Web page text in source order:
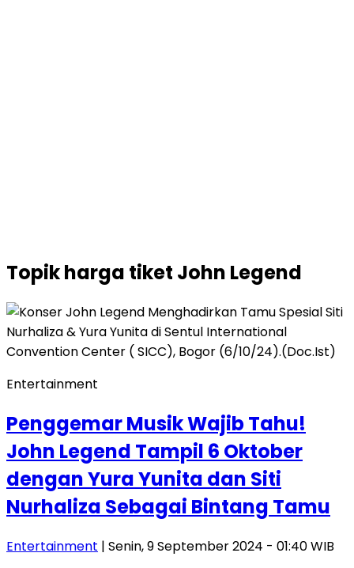
Topikharga tiket John Legend
Entertainment
Penggemar Musik Wajib Tahu!
John Legend Tampil 6 Oktober
dengan Yura Yunita dan Siti
Nurhaliza Sebagai Bintang Tamu
Entertainment | Senin, 9 September 2024 - 01:40 WIB